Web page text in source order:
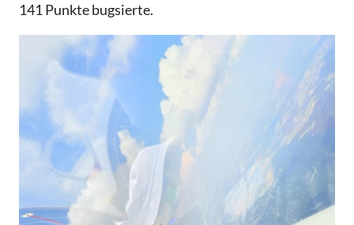
141 Punkte bugsierte.